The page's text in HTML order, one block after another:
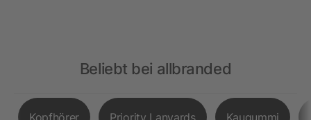
Beliebt bei allbranded